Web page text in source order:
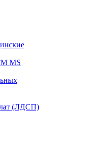
MS
(ЛДСП)